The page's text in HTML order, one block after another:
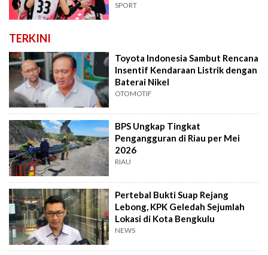
SPORT
TERKINI
Toyota Indonesia Sambut Rencana
Insentif Kendaraan Listrik dengan
Baterai Nikel
OTOMOTIF
BPS Ungkap Tingkat
Pengangguran di Riau per Mei
2026
RIAU
Pertebal Bukti Suap Rejang
Lebong, KPK Geledah Sejumlah
Lokasi di Kota Bengkulu
NEWS